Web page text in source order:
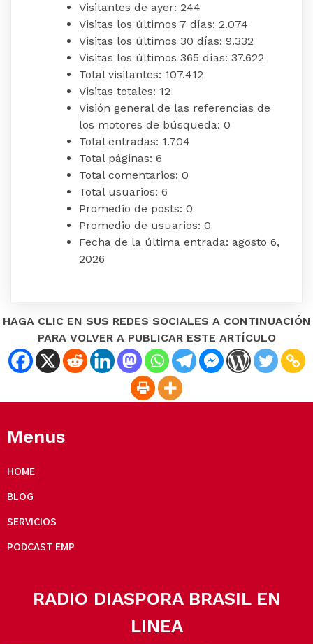
Visitantes de ayer: 244
Visitas los últimos 7 días: 2.074
Visitas los últimos 30 días: 9.332
Visitas los últimos 365 días: 37.622
Total visitantes: 107.412
Visitas totales: 12
Visión general de las referencias de
los motores de búsqueda: 0
Total entradas: 1.704
Total páginas: 6
Total comentarios: 0
Total usuarios: 6
Promedio de posts: 0
Promedio de usuarios: 0
Fecha de la última entrada: agosto 6,
2026
HAGA CLIC EN SUS REDES SOCIALES A CONTINUACIÓN
PARA VOLVER A PUBLICAR ESTE ARTÍCULO
Menus
HOME
BLOG
SERVICIOS
PODCAST EMP
RADIO DIASPORA BRASIL EN
LINEA